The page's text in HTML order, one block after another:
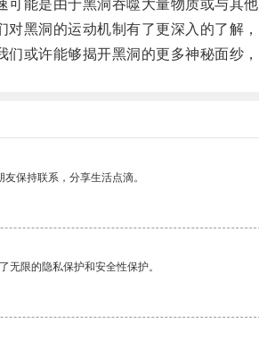
能是由于黑洞吞噬大量物质或与其他
洞的运动机制有了更深入的了解，
或许能够揭开黑洞的更多神秘面纱，
保持联系，分享生活点滴。
无限的隐私保护和安全性保护。